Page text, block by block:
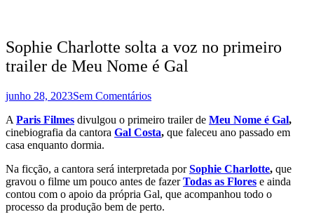
Sophie Charlotte solta a voz no primeiro
trailer de Meu Nome é Gal
junho 28, 2023Sem Comentários
A Paris Filmes divulgou o primeiro trailer de Meu Nome é Gal,
cinebiografia da cantora Gal Costa, que faleceu ano passado em
casa enquanto dormia.
Na ficção, a cantora será interpretada porSophie Charlotte, que
gravou o filme um pouco antes de fazerTodas as Flores e ainda
contou com o apoio da própria Gal, que acompanhou todo o
processo da produção bem de perto.